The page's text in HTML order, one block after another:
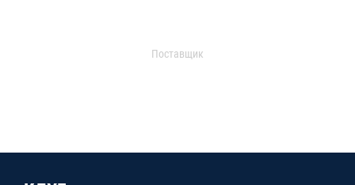
Поставщик